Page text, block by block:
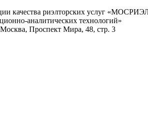
качества риэлторских услуг
аналитических технологий»
Проспект Мира, 48, стр. 3